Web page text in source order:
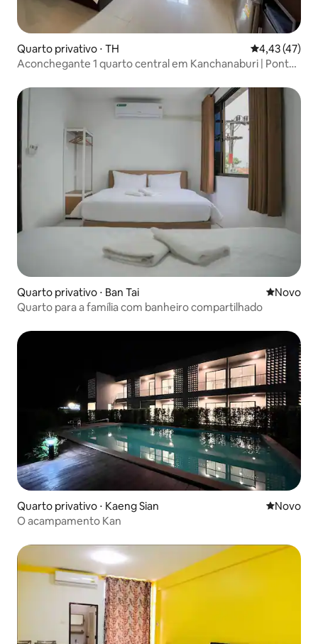
Quarto privativo ⋅ TH 4,43 de uma
4,43 (47)
Aconchegante 1 quarto central em Kanchanaburi | Ponte
Quarto privativo ⋅ Ban Tai Novo
Novo
Quarto para a família com banheiro compartilhado
Quarto privativo ⋅ Kaeng Sian Novo
Novo
O acampamento Kan